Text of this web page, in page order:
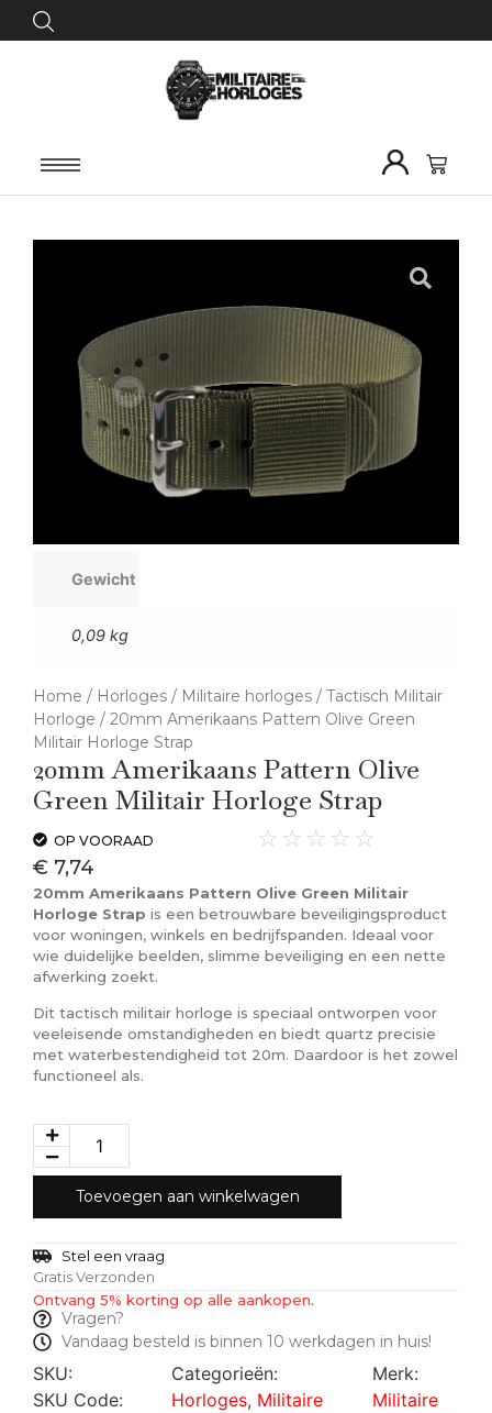
Gewicht
0,09 kg
Home / Horloges / Militaire horloges / Tactisch Militair
Horloge / 20mm Amerikaans Pattern Olive Green
Militair Horloge Strap
20mm Amerikaans Pattern Olive
Green Militair Horloge Strap
OP VOORAAD ☆ ☆ ☆ ☆ ☆
€ 7,74
20mm Amerikaans Pattern Olive Green Militair
Horloge Strap is een betrouwbare beveiligingsproduct
voor woningen, winkels en bedrijfspanden. Ideaal voor
wie duidelijke beelden, slimme beveiliging en een nette
afwerking zoekt.
Dit tactisch militair horloge is speciaal ontworpen voor
veeleisende omstandigheden en biedt quartz precisie
met waterbestendigheid tot 20m. Daardoor is het zowel
functioneel als.
Toevoegen aan winkelwagen
Stel een vraag
Gratis Verzonden
Ontvang 5% korting op alle aankopen.
Vragen?
Vandaag besteld is binnen 10 werkdagen in huis!
SKU:
SKU Code:
Categorieën:
Horloges, Militaire
Merk:
Militaire